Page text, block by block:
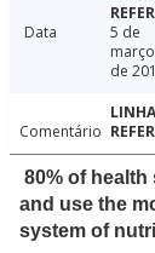
Data
5 de
março
de
Comentário
80% of
and use the
system of